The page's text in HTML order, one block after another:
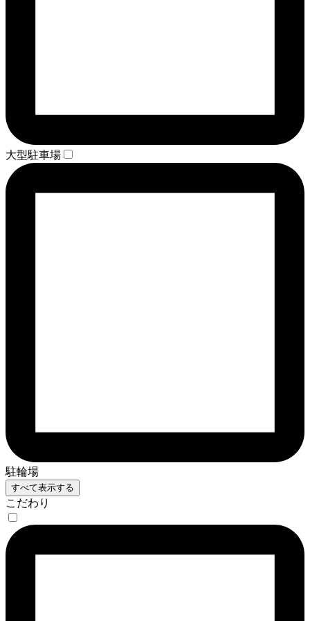
大型駐車場
駐輪場
すべて表示する
こだわり